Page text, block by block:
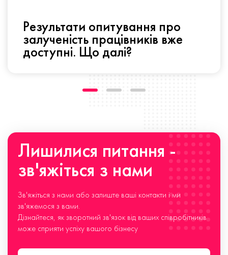
Результати опитування про
залученість працівників вже
доступні. Що далі?
Лишилися питання -
зв'яжіться з нами
Зв'яжіться з нами або залиште ваші контакти і ми
зв'яжемося з вами.
Дізнайтеся, як зворотний зв'язок від ваших співробітників
може сприяти успіху вашого бізнесу